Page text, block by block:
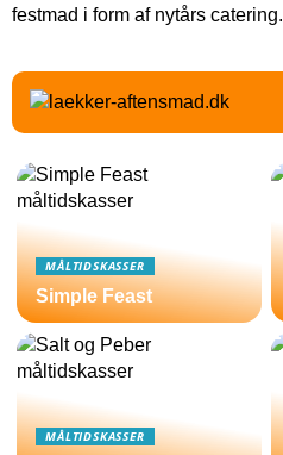
festmad i form af nytårs catering.
MÅLTIDSKASSER
Simple Feast
MÅLTIDSKASSER